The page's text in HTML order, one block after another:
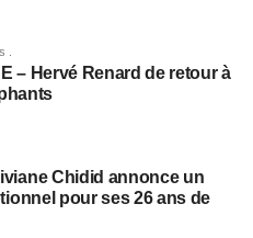
.
– Hervé Renard de retour à
Chidid annonce un
pour ses 26 ans de